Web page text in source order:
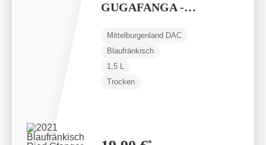
GUGAFANGA -
LMittelburgenland DAC
Blaufränkisch
1,5 L
Trocken